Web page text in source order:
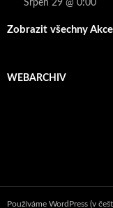
Srpen 29 @ 0:00
Zobrazit všechny Akce
WEBARCHIV
Používáme WordPress (v